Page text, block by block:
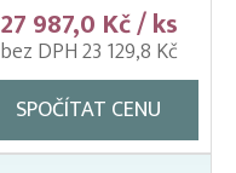
27 987,0 Kč / ks
bez DPH 23 129,8 Kč
SPOČÍTAT CENU